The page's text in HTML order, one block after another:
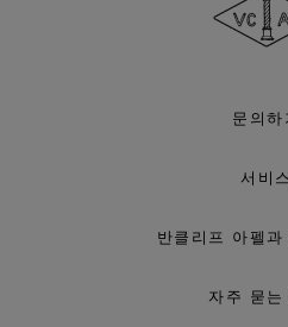
프
아
펠
문의하
서비스
반클리프 아펠
자주 묻는